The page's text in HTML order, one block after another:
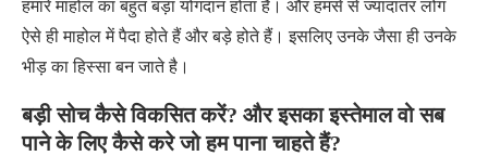
हमारे माहोल का बहुत बड़ा योगदान होता है। और हमसे से ज्यादातर लोग
ऐसे ही माहोल में पैदा होते हैं और बड़े होते हैं। इसलिए उनके जैसा ही उनके
भीड़ का हिस्सा बन जाते है।
बड़ी सोच कैसे विकसित करें? और इसका इस्तेमाल वो सब
पाने के लिए कैसे करे जो हम पाना चाहते हैं?